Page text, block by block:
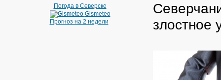
Погода в Северске
Gismeteo
Прогноз на 2 недели
злостное